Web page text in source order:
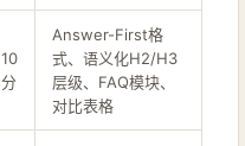
10
分
Answer-First格
式、语义化H2/H3
层级、FAQ模块、
对比表格